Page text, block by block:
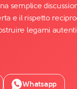
semplice
e il rispetto
legami
Whatsapp